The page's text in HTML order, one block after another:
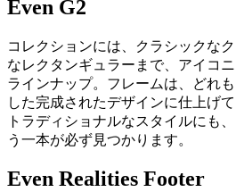
Even G2
コレクションには、クラシックな
なレクタンギュラーまで、アイコ
ラインナップ。フレームは、どれ
した完成されたデザインに仕上げて
トラディショナルなスタイルにも
う一本が必ず見つかります。
Even Realities Footer